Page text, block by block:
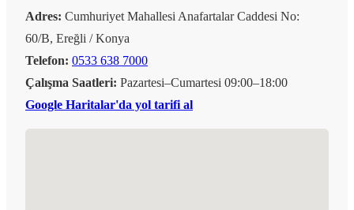
Adres: Cumhuriyet Mahallesi Anafartalar Caddesi No:
60/B, Ereğli / Konya
Telefon: 0533 638 7000
Çalışma Saatleri: Pazartesi–Cumartesi 09:00–18:00
Google Haritalar'da yol tarifi al